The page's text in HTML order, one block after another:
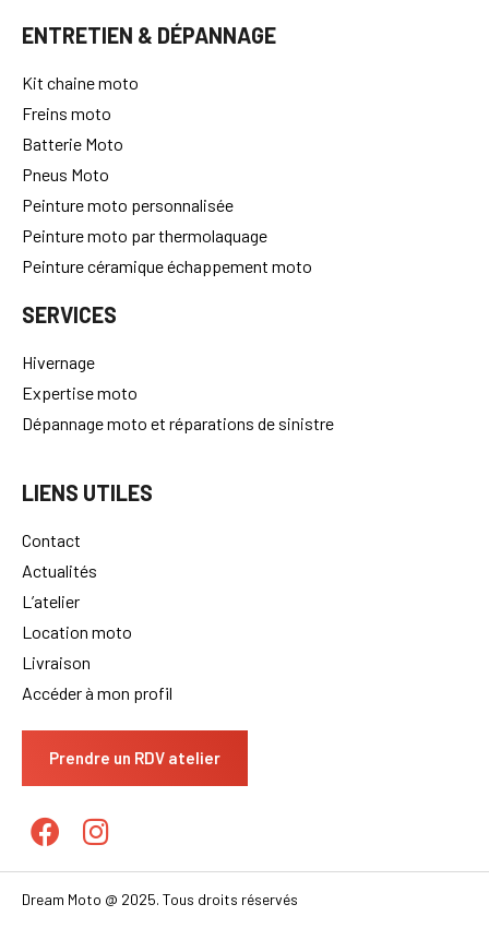
ENTRETIEN & DÉPANNAGE
Kit chaine moto
Freins moto
Batterie Moto
Pneus Moto
Peinture moto personnalisée
Peinture moto par thermolaquage
Peinture céramique échappement moto
SERVICES
Hivernage
Expertise moto
Dépannage moto et réparations de sinistre
LIENS UTILES
Contact
Actualités
L’atelier
Location moto
Livraison
Accéder à mon profil
Prendre un RDV atelier
Dream Moto @ 2025. Tous droits réservés